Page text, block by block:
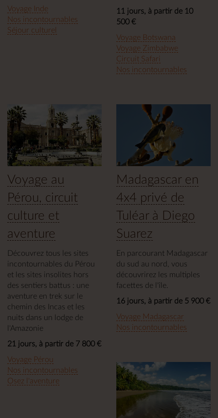
Voyage Inde
Nos incontournables
Séjour culturel
11 jours, à partir de 10
500 €
Voyage Botswana
Voyage Zimbabwe
Circuit Safari
Nos incontournables
Voyage au
Pérou, circuit
culture et
aventure
Découvrez tous les sites
incontournables du Pérou
et les sites insolites hors
des sentiers battus : une
aventure en trek sur le
chemin des Incas et les
nuits dans un lodge de
l'Amazonie
21 jours, à partir de 7 800 €
Voyage Pérou
Nos incontournables
Osez l'aventure
Madagascar en
4x4 privé de
Tuléar à Diego
Suarez
En parcourant Madagascar
du sud au nord, vous
découvrirez les multiples
facettes de l'île.
16 jours, à partir de 5 900 €
Voyage Madagascar
Nos incontournables